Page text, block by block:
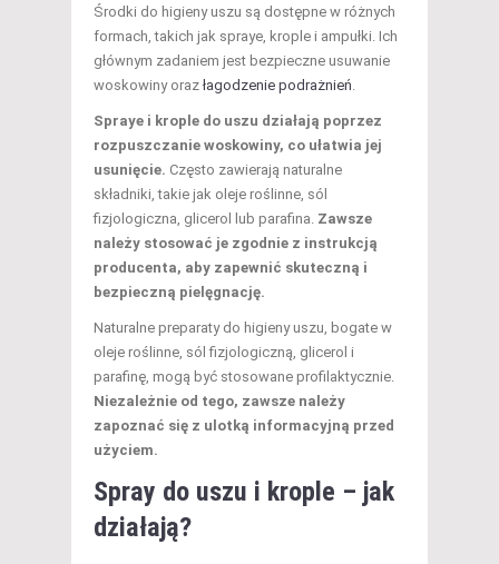
Środki do higieny uszu są dostępne w różnych
formach, takich jak spraye, krople i ampułki. Ich
głównym zadaniem jest bezpieczne usuwanie
woskowiny oraz łagodzenie podrażnień.
Spraye i krople do uszu działają poprzez
rozpuszczanie woskowiny, co ułatwia jej
usunięcie. Często zawierają naturalne
składniki, takie jak oleje roślinne, sól
fizjologiczna, glicerol lub parafina. Zawsze
należy stosować je zgodnie z instrukcją
producenta, aby zapewnić skuteczną i
bezpieczną pielęgnację.
Naturalne preparaty do higieny uszu, bogate w
oleje roślinne, sól fizjologiczną, glicerol i
parafinę, mogą być stosowane profilaktycznie.
Niezależnie od tego, zawsze należy
zapoznać się z ulotką informacyjną przed
użyciem.
Spray do uszu i krople – jak
działają?